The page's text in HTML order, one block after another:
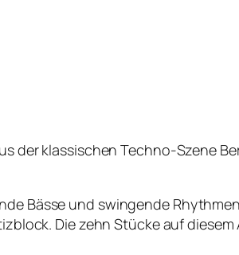
der klassischen Techno-Szene
Bässe und swingende
Die zehn Stücke auf diesem